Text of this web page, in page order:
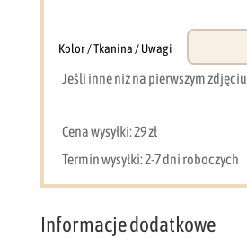
LED
(kaszmir
złote
nogi)
Kolor / Tkanina / Uwagi
Jeśli inne niż na pierwszym zdjęciu
Cena wysyłki: 29 zł
Termin wysyłki: 2-7 dni roboczych
Informacje dodatkowe